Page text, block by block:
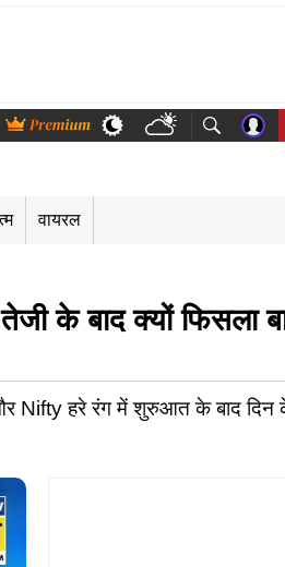
Marathi Bengali Telugu Tamil
वायरल
बाद क्यों फिसला
और Nifty हरे रंग में शुरुआत के बाद